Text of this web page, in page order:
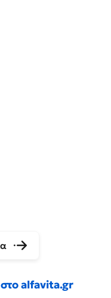
στο alfavita.gr